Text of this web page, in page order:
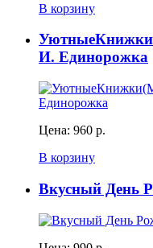
В корзину
И. Единорожка
Цена: 960 р.
В корзину
Вкусный День